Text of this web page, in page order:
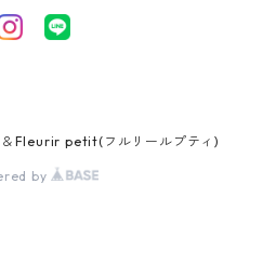
Fleurir petit(フルリールプティ)
by